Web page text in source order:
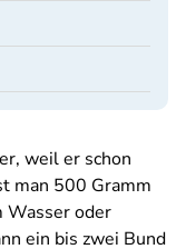
weil er schon
man 500 Gramm
Wasser oder
ein bis zwei Bund